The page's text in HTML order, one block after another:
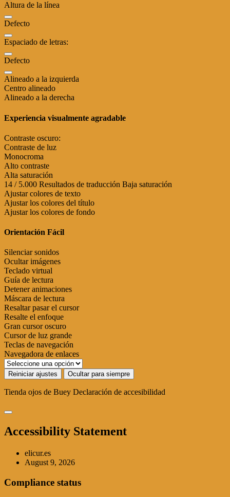
Altura de la línea
Defecto
Espaciado de letras:
Defecto
Alineado a la izquierda
Centro alineado
Alineado a la derecha
Experiencia visualmente agradable
Contraste oscuro:
Contraste de luz
Monocroma
Alto contraste
Alta saturación
14 / 5.000 Resultados de traducción Baja saturación
Ajustar colores de texto
Ajustar los colores del título
Ajustar los colores de fondo
Orientación Fácil
Silenciar sonidos
Ocultar imágenes
Teclado virtual
Guía de lectura
Detener animaciones
Máscara de lectura
Resaltar pasar el cursor
Resalte el enfoque
Gran cursor oscuro
Cursor de luz grande
Teclas de navegación
Navegadora de enlaces
Reiniciar ajustes Ocultar para siempre
Tienda ojos de Buey Declaración de accesibilidad
Accessibility Statement
elicur.es
August 9, 2026
Compliance status